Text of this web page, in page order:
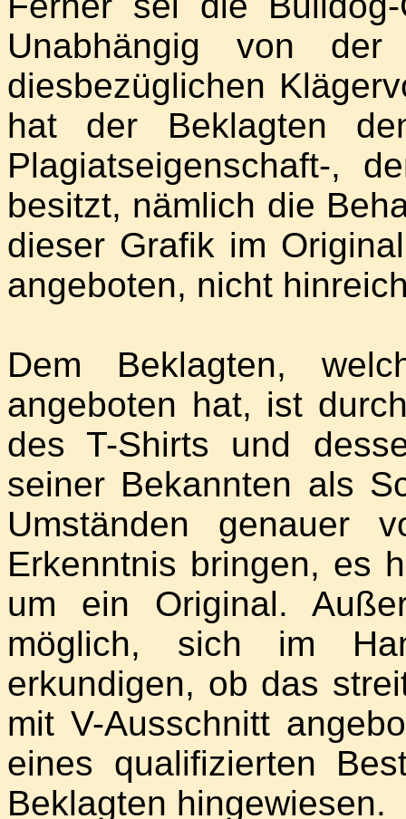
Unabhängig von
diesbezüglichen
hat der Beklagten
Plagiatseigenschaft-,
besitzt, nämlich die
dieser Grafik im
angeboten, nicht
Dem Beklagten,
angeboten hat, ist
des T-Shirts und
seiner Bekannten als
Umständen genauer
Erkenntnis bringen, es
um ein Original.
möglich, sich im
erkundigen, ob das
mit V-Ausschnitt
eines qualifizierten
Beklagten hingewiesen.